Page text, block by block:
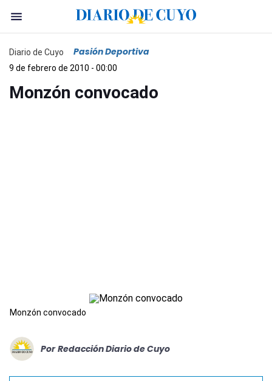
Diario de Cuyo Pasión Deportiva
9 de febrero de 2010 - 00:00
Monzón convocado
Monzón convocado
Por Redacción Diario de Cuyo